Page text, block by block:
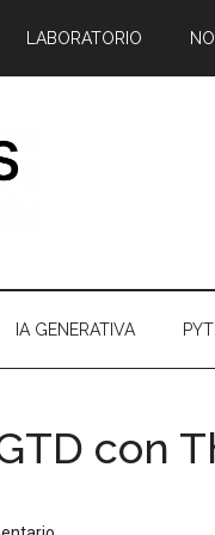
LABORATORIO
IA GENERATIVA
con